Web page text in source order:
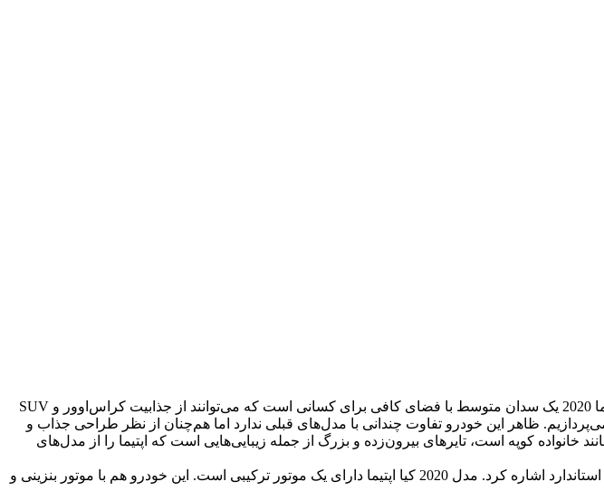
کمپانی معروف کره‌ای، در اوایل سال جدید شمسی از خودروی اپتیما مدل 2020 خود رونمایی کرد. کیا اپتیما 2020 یک سدان متوسط با فضای کافی برای کسانی است که می‌توانند از جذابیت کراس‌اوور و SUV
کنند. پس از بررسی خودرو کیا اسپورتیج 2019، این بار در ویکی نقد به بررسی کیا اپتیما 2020 می‌پردازیم. ظاهر این خودرو تفاوت چندانی با مدل‌های قبلی ندارد اما هم‌چنان از نظر طراحی جذاب و
کوپه است، تایرهای بیرون‌زده و بزرگ از جمله زیبایی‌هایی است که اپتیما را از مدل‌های
در مورد Kia Optima می‌توان به سواری دل‌چسب، فضای داخلی راحت، مجموعه‌ای بی‌نظیر از ویژگی‌های استاندارد اشاره کرد. مدل 2020 کیا اپتیما دارای یک موتور ترکیبی است. این خودرو هم با موتور بنزینی و